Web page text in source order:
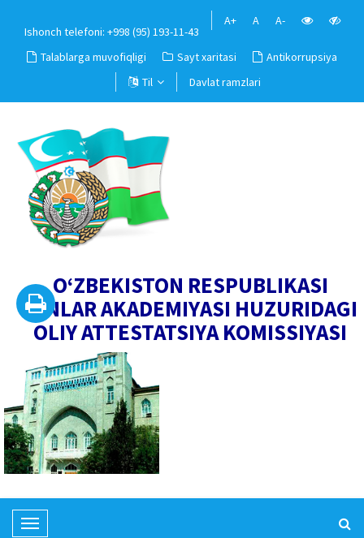
Ishonch telefoni: +998 (95) 193-11-43
A+ A A-
Talablarga muvofiqligi Sayt xaritasi
Antikorrupsiya
Til
Davlat ramzlari
O‘ZBEKISTON RESPUBLIKASI
FANLAR AKADEMIYASI HUZURIDAGI
OLIY ATTESTATSIYA KOMISSIYASI
T